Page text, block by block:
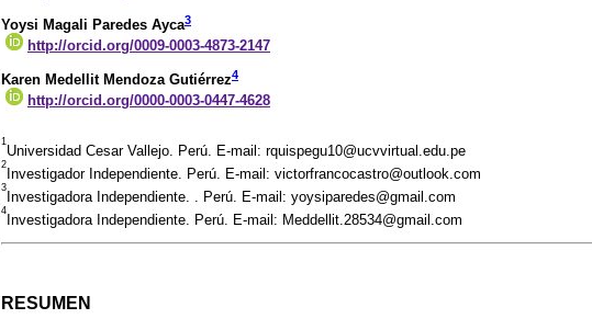
Yoysi Magali Paredes Ayca3
http://orcid.org/0009-0003-4873-2147
Karen Medellit Mendoza Gutiérrez4
http://orcid.org/0000-0003-0447-4628
1
Universidad Cesar Vallejo. Perú. E-mail: rquispegu10@ucvvirtual.edu.pe
2
Investigador Independiente. Perú. E-mail: victorfrancocastro@outlook.com
3
Investigadora Independiente. . Perú. E-mail: yoysiparedes@gmail.com
4
Investigadora Independiente. Perú. E-mail: Meddellit.28534@gmail.com
RESUMEN